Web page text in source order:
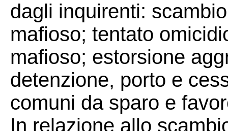
dagli inquirenti:
mafioso; tentato
mafioso; estorsione
detenzione, porto e
comuni da sparo e
In relazione allo